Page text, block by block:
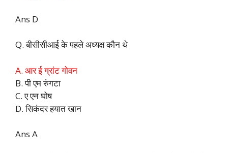
Ans D
Q. बीसीसीआई के पहले अध्यक्ष कौन थे
A. आर ई ग्रांट गोवन
B. पी एम रुंगटा
C. ए एन घोष
D. सिकंदर हयात खान
Ans A